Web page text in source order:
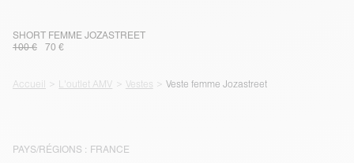
SHORT FEMME JOZASTREET
100 €
70 €
Accueil L'outlet AMV Vestes Veste femme Jozastreet
PAYS/RÉGIONS : FRANCE